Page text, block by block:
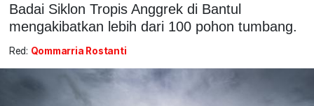
Badai Siklon Tropis Anggrek di Bantul
mengakibatkan lebih dari 100 pohon tumbang.
Red: Qommarria Rostanti